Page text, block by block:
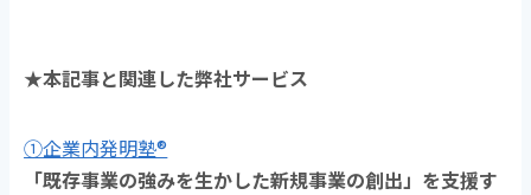
★本記事と関連した弊社サービス
①企業内発明塾®
「既存事業の強みを生かした新規事業の創出」を支援す